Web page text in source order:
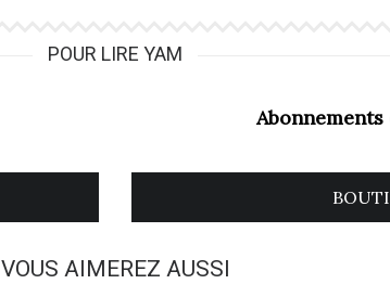
POUR LIRE YAM
VOUS AIMEREZ AUSSI